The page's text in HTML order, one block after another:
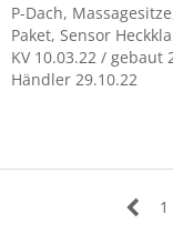
P-Dach,
Paket, Sensor
KV 10.03.22 /
Händler 29.10.22
1